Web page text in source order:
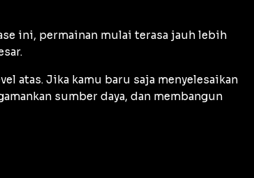
ini, permainan mulai terasa jauh lebih
atas. Jika kamu baru saja menyelesaikan
sumber daya, dan membangun